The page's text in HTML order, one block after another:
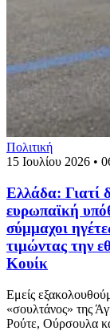
Πολιτική
15 Ιουλίου 2026 •
Ελλάδα: Γιατί
ευρωπαϊκή
σύμμαχοι
τιμώντας την
Κουίκ
Εμείς
«σουλτάνος» της
Ρούτε, Ούρσουλα